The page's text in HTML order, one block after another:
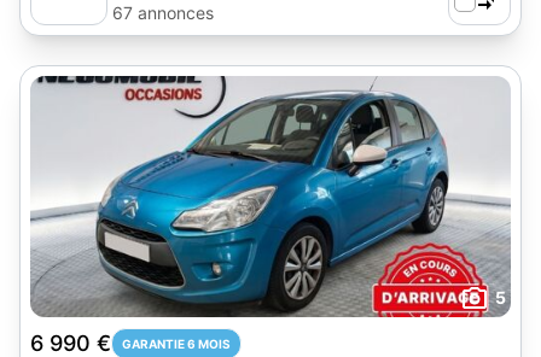
67 annonces
5
6 990 € GARANTIE 6 MOIS